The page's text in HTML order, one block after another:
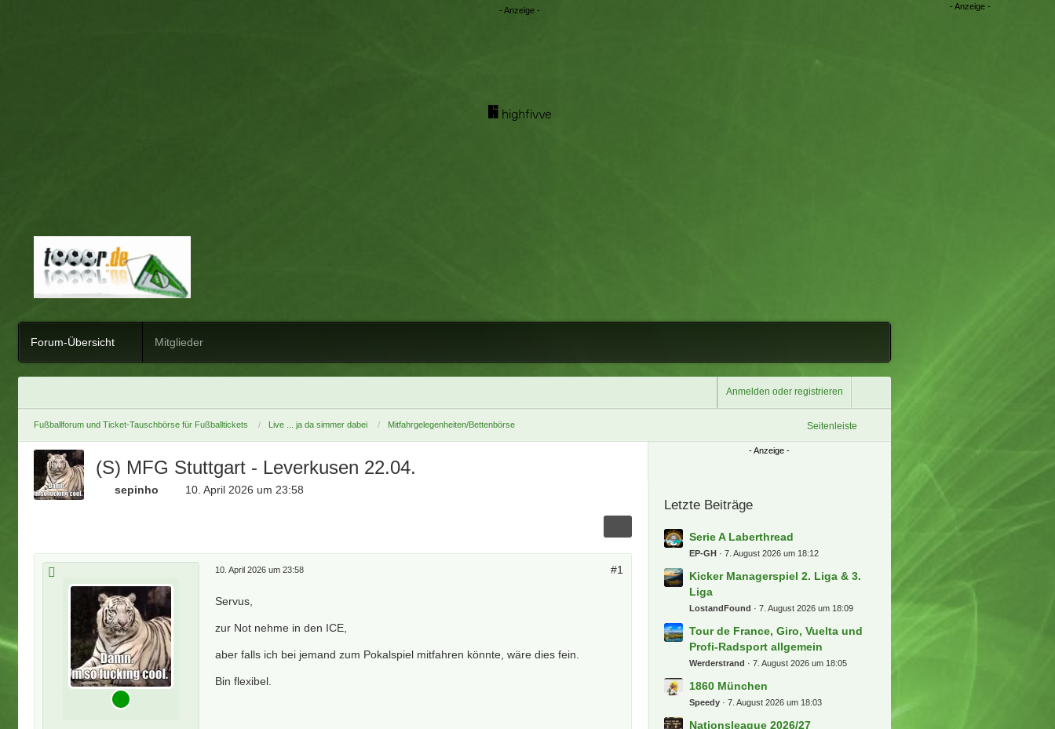
Forum-Übersicht Mitglieder
Anmelden oder registrieren
Fußballforum und Ticket-Tauschbörse für Fußballtickets Live ... ja da simmer dabei Mitfahrgelegenheiten/Bettenbörse Seitenleiste
(S) MFG Stuttgart - Leverkusen 22.04.
sepinho 10. April 2026 um 23:58
10. April 2026 um 23:58 #1
Servus,
zur Not nehme in den ICE,
aber falls ich bei jemand zum Pokalspiel mitfahren könnte, wäre dies fein.
Bin flexibel.
Letzte Beiträge
Serie A Laberthread
EP-GH 7. August 2026 um 18:12
Kicker Managerspiel 2. Liga & 3.
Liga
LostandFound 7. August 2026 um 18:09
Tour de France, Giro, Vuelta und
Profi-Radsport allgemein
Werderstrand 7. August 2026 um 18:05
1860 München
Speedy 7. August 2026 um 18:03
Nationsleague 2026/27